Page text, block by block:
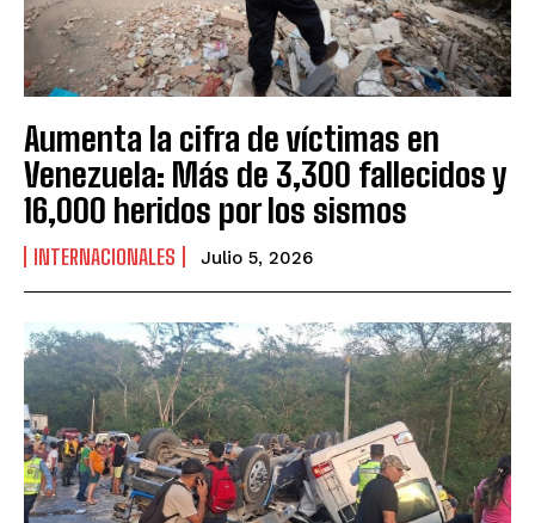
Aumenta la cifra de víctimas en
Venezuela: Más de 3,300 fallecidos y
16,000 heridos por los sismos
INTERNACIONALES Julio 5, 2026